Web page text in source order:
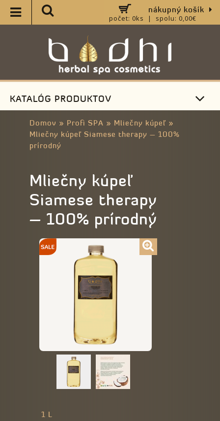
nákupný košík
počet: 0ks | spolu: 0,00€
KATALÓG PRODUKTOV
Domov » Profi SPA » Mliečny kúpeľ »
Mliečny kúpeľ Siamese therapy – 100%
prírodný
Mliečny kúpeľ
Siamese therapy
– 100% prírodný
1 L